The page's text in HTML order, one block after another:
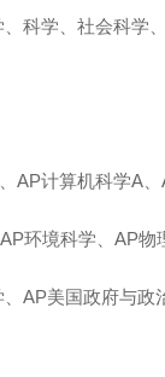
科学、社会科学
AP计算机科学A
环境科学、AP
AP美国政府与